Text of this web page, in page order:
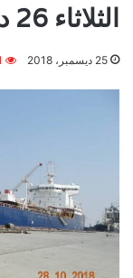
الثلاثاء 26 ديسمبر/كانون أول 2018
25 ديسمبر، 2018